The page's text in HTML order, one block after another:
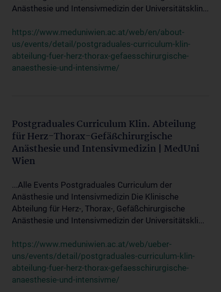
Anästhesie und Intensivmedizin der Universitätsklin...
https://www.meduniwien.ac.at/web/en/about-
us/events/detail/postgraduales-curriculum-klin-
abteilung-fuer-herz-thorax-gefaesschirurgische-
anaesthesie-und-intensivme/
Postgraduales Curriculum Klin. Abteilung
für Herz-Thorax-Gefäßchirurgische
Anästhesie und Intensivmedizin | MedUni
Wien
...Alle Events Postgraduales Curriculum der
Anästhesie und Intensivmedizin Die Klinische
Abteilung für Herz-, Thorax-, Gefäßchirurgische
Anästhesie und Intensivmedizin der Universitätskli...
https://www.meduniwien.ac.at/web/ueber-
uns/events/detail/postgraduales-curriculum-klin-
abteilung-fuer-herz-thorax-gefaesschirurgische-
anaesthesie-und-intensivme/